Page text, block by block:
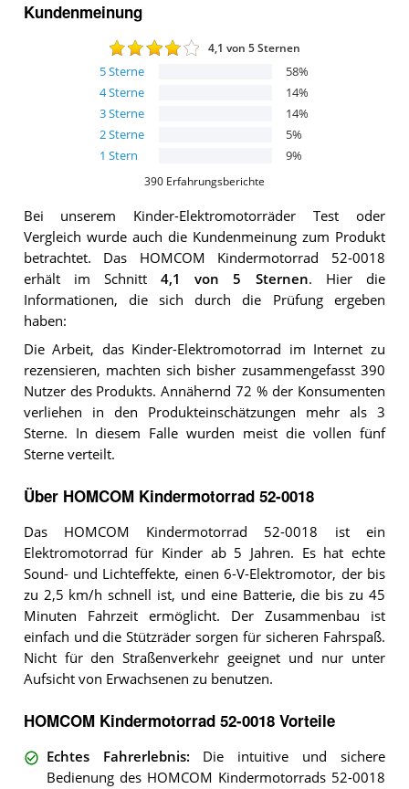
Kundenmeinung
4,1 von 5 Sternen
5Sterne 58%
4Sterne 14%
3Sterne 14%
2Sterne 5%
1 Stern 9%
390 Erfahrungsberichte
Bei unserem Kinder-Elektromotorräder Test oder
Vergleich wurde auch die Kundenmeinung zum Produkt
betrachtet.
Das
HOMCOM Kindermotorrad 52-0018
erhält im Schnitt4,1 von 5 Sternen. Hier die
Informationen, die sich durch die Prüfung ergeben
haben:
Die Arbeit, das Kinder-Elektromotorrad im Internet zu
rezensieren, machten sich bisher zusammengefasst 390
Nutzer des Produkts. Annähernd 72 % der Konsumenten
verliehen in den Produkteinschätzungen mehr als 3
Sterne. In diesem Falle wurden meist die vollen fünf
Sterne verteilt.
Über HOMCOM Kindermotorrad 52-0018
Das HOMCOM Kindermotorrad 52-0018 ist ein
Elektromotorrad für Kinder ab 5 Jahren. Es hat echte
Sound- und Lichteffekte, einen 6-V-Elektromotor, der bis
zu 2,5 km/h schnell ist, und eine Batterie, die bis zu 45
Minuten Fahrzeit ermöglicht. Der Zusammenbau ist
einfach und die Stützräder sorgen für sicheren Fahrspaß.
Nicht für den Straßenverkehr geeignet und nur unter
Aufsicht von Erwachsenen zu benutzen.
HOMCOM Kindermotorrad 52-0018 Vorteile
Echtes Fahrerlebnis: Die intuitive und sichere
Bedienung des HOMCOM Kindermotorrads 52-0018